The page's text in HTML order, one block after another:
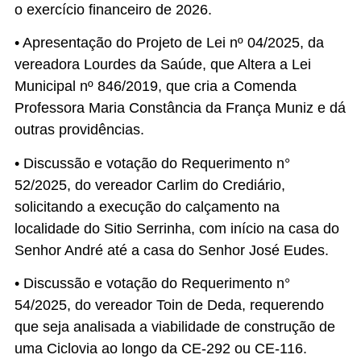
o exercício financeiro de 2026.
• Apresentação do Projeto de Lei nº 04/2025, da
vereadora Lourdes da Saúde, que Altera a Lei
Municipal nº 846/2019, que cria a Comenda
Professora Maria Constância da França Muniz e dá
outras providências.
• Discussão e votação do Requerimento n°
52/2025, do vereador Carlim do Crediário,
solicitando a execução do calçamento na
localidade do Sitio Serrinha, com início na casa do
Senhor André até a casa do Senhor José Eudes.
• Discussão e votação do Requerimento n°
54/2025, do vereador Toin de Deda, requerendo
que seja analisada a viabilidade de construção de
uma Ciclovia ao longo da CE-292 ou CE-116.